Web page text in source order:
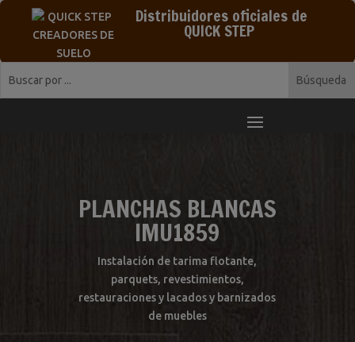
Distribuidores oficiales de
QUICK STEP
PLANCHAS BLANCAS
IMU1859
Instalación de tarima flotante,
parquets, revestimientos,
restauraciones y lacados y barnizados
de muebles